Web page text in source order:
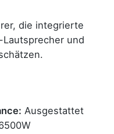
die integrierte
und
Ausgestattet